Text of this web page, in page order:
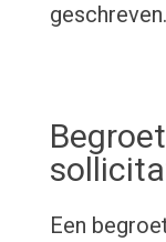
geschreven.
Een